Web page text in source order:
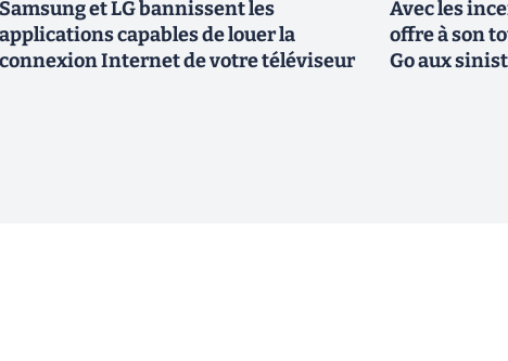
Samsung et LG bannissent les
applications capables de louer la
connexion Internet de votre téléviseur
Avec les
offre à son
Go aux